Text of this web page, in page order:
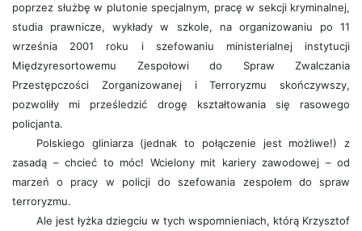
poprzez służbę w plutonie specjalnym, pracę w sekcji kryminalnej,
studia prawnicze, wykłady w szkole, na organizowaniu po 11
września 2001 roku i szefowaniu ministerialnej instytucji
Międzyresortowemu Zespołowi do Spraw Zwalczania
Przestępczości Zorganizowanej i Terroryzmu skończywszy,
pozwoliły mi prześledzić drogę kształtowania się rasowego
policjanta.
Polskiego gliniarza (jednak to połączenie jest możliwe!) z
zasadą – chcieć to móc! Wcielony mit kariery zawodowej – od
marzeń o pracy w policji do szefowania zespołem do spraw
terroryzmu.
Ale jest łyżka dziegciu w tych wspomnieniach, którą Krzysztof